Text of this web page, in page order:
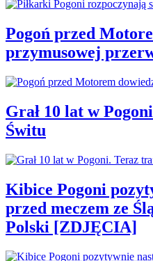
Pogoń przed
przymusowej
Grał 10 lat w
Świtu
Kibice Pogoni
przed meczem ze
Polski [ZDJĘCIA]